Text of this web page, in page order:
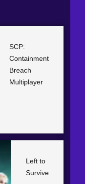
SCP:
Containment
Breach
Multiplayer
Left to
Survive